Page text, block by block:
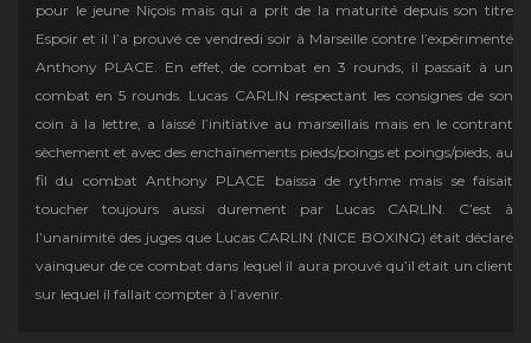
pour le jeune Niçois mais qui a prit de la maturité depuis son titre
Espoir et il l’a prouvé ce vendredi soir à Marseille contre l’expérimenté
Anthony PLACE. En effet, de combat en 3 rounds, il passait à un
combat en 5 rounds. Lucas CARLIN respectant les consignes de son
coin à la lettre, a laissé l’initiative au marseillais mais en le contrant
sèchement et avec des enchaînements pieds/poings et poings/pieds, au
fil du combat Anthony PLACE baissa de rythme mais se faisait
toucher toujours aussi durement par Lucas CARLIN. C’est à
l’unanimité des juges que Lucas CARLIN (NICE BOXING) était déclaré
vainqueur de ce combat dans lequel il aura prouvé qu’il était un client
sur lequel il fallait compter à l’avenir.